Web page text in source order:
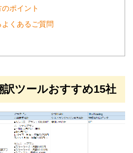
ポイント
くあるご質問
訳ツールおすすめ15社